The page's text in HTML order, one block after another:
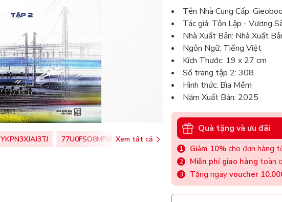
YKPN3XJAJ3TJ 77U0FSO8MFXU Xem tất cả
Tên Nhà Cung Cấp:
Tác giả: Tôn Lập - Vương
Nhà Xuất Bản: Nhà Xuất
Ngôn Ngữ: Tiếng Việt
Kích Thước: 19 x 27 cm
Số trang tập 2: 308
Hình thức: Bìa Mềm
Năm Xuất Bản: 2025
Quà tặng và ưu đãi
Giảm 10% cho đơn hàng
Miễn phí giao hàng toàn
Tặng ngay voucher